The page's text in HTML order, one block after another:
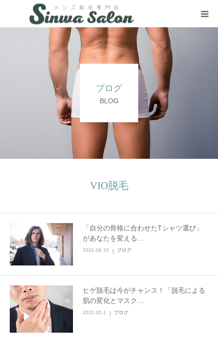
ブログ
BLOG
VIO脱毛
「自分の骨格に合わせたTシャツ選び」
があなたを変える…
2021.06.15 ブログ
ヒゲ脱毛は今がチャンス！「脱毛による
肌の変化とマスク…
2021.05.1 ブログ
VIO Removal